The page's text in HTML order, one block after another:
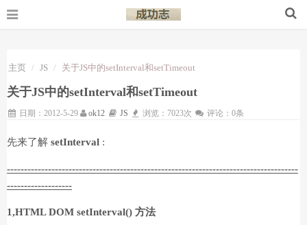
主页 JS 关于JS中的setInterval和setTimeout
关于JS中的setInterval和setTimeout
日期：2012-5-29 ok12 JS 浏览：7023次 评论：0条
先来了解 setInterval :
-------------------------------------------------------------------------------------
-------------------
1,HTML DOM setInterval() 方法